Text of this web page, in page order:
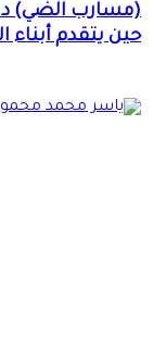
(مسارب الضي) د.
حين يتقدم أبناء